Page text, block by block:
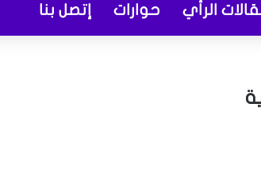
الرأي حوارات إتصل بنا